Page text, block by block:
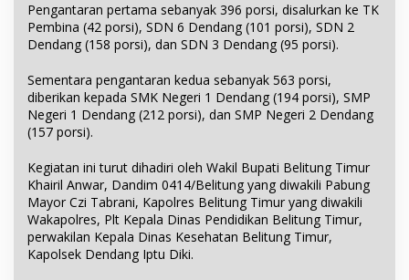
Pengantaran pertama sebanyak 396 porsi, disalurkan ke TK
Pembina (42 porsi), SDN 6 Dendang (101 porsi), SDN 2
Dendang (158 porsi), dan SDN 3 Dendang (95 porsi).
Sementara pengantaran kedua sebanyak 563 porsi,
diberikan kepada SMK Negeri 1 Dendang (194 porsi), SMP
Negeri 1 Dendang (212 porsi), dan SMP Negeri 2 Dendang
(157 porsi).
Kegiatan ini turut dihadiri oleh Wakil Bupati Belitung Timur
Khairil Anwar, Dandim 0414/Belitung yang diwakili Pabung
Mayor Czi Tabrani, Kapolres Belitung Timur yang diwakili
Wakapolres, Plt Kepala Dinas Pendidikan Belitung Timur,
perwakilan Kepala Dinas Kesehatan Belitung Timur,
Kapolsek Dendang Iptu Diki.